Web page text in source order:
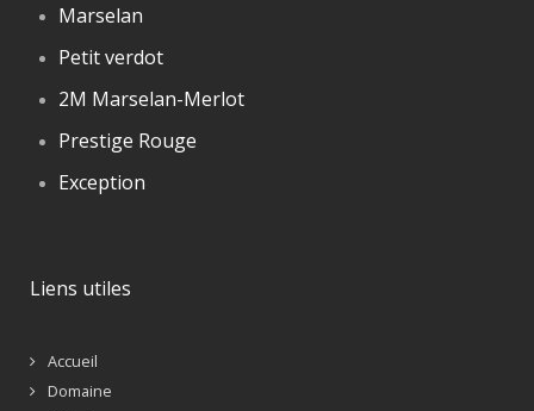
Marselan
Petit verdot
2M Marselan-Merlot
Prestige Rouge
Exception
Liens utiles
Accueil
Domaine